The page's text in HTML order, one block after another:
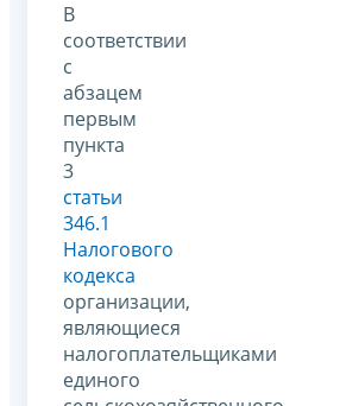
В
соответствии
с
абзацем
первым
пункта
3
статьи
346.1
Налогового
кодекса
организации,
являющиеся
налогоплательщиками
единого